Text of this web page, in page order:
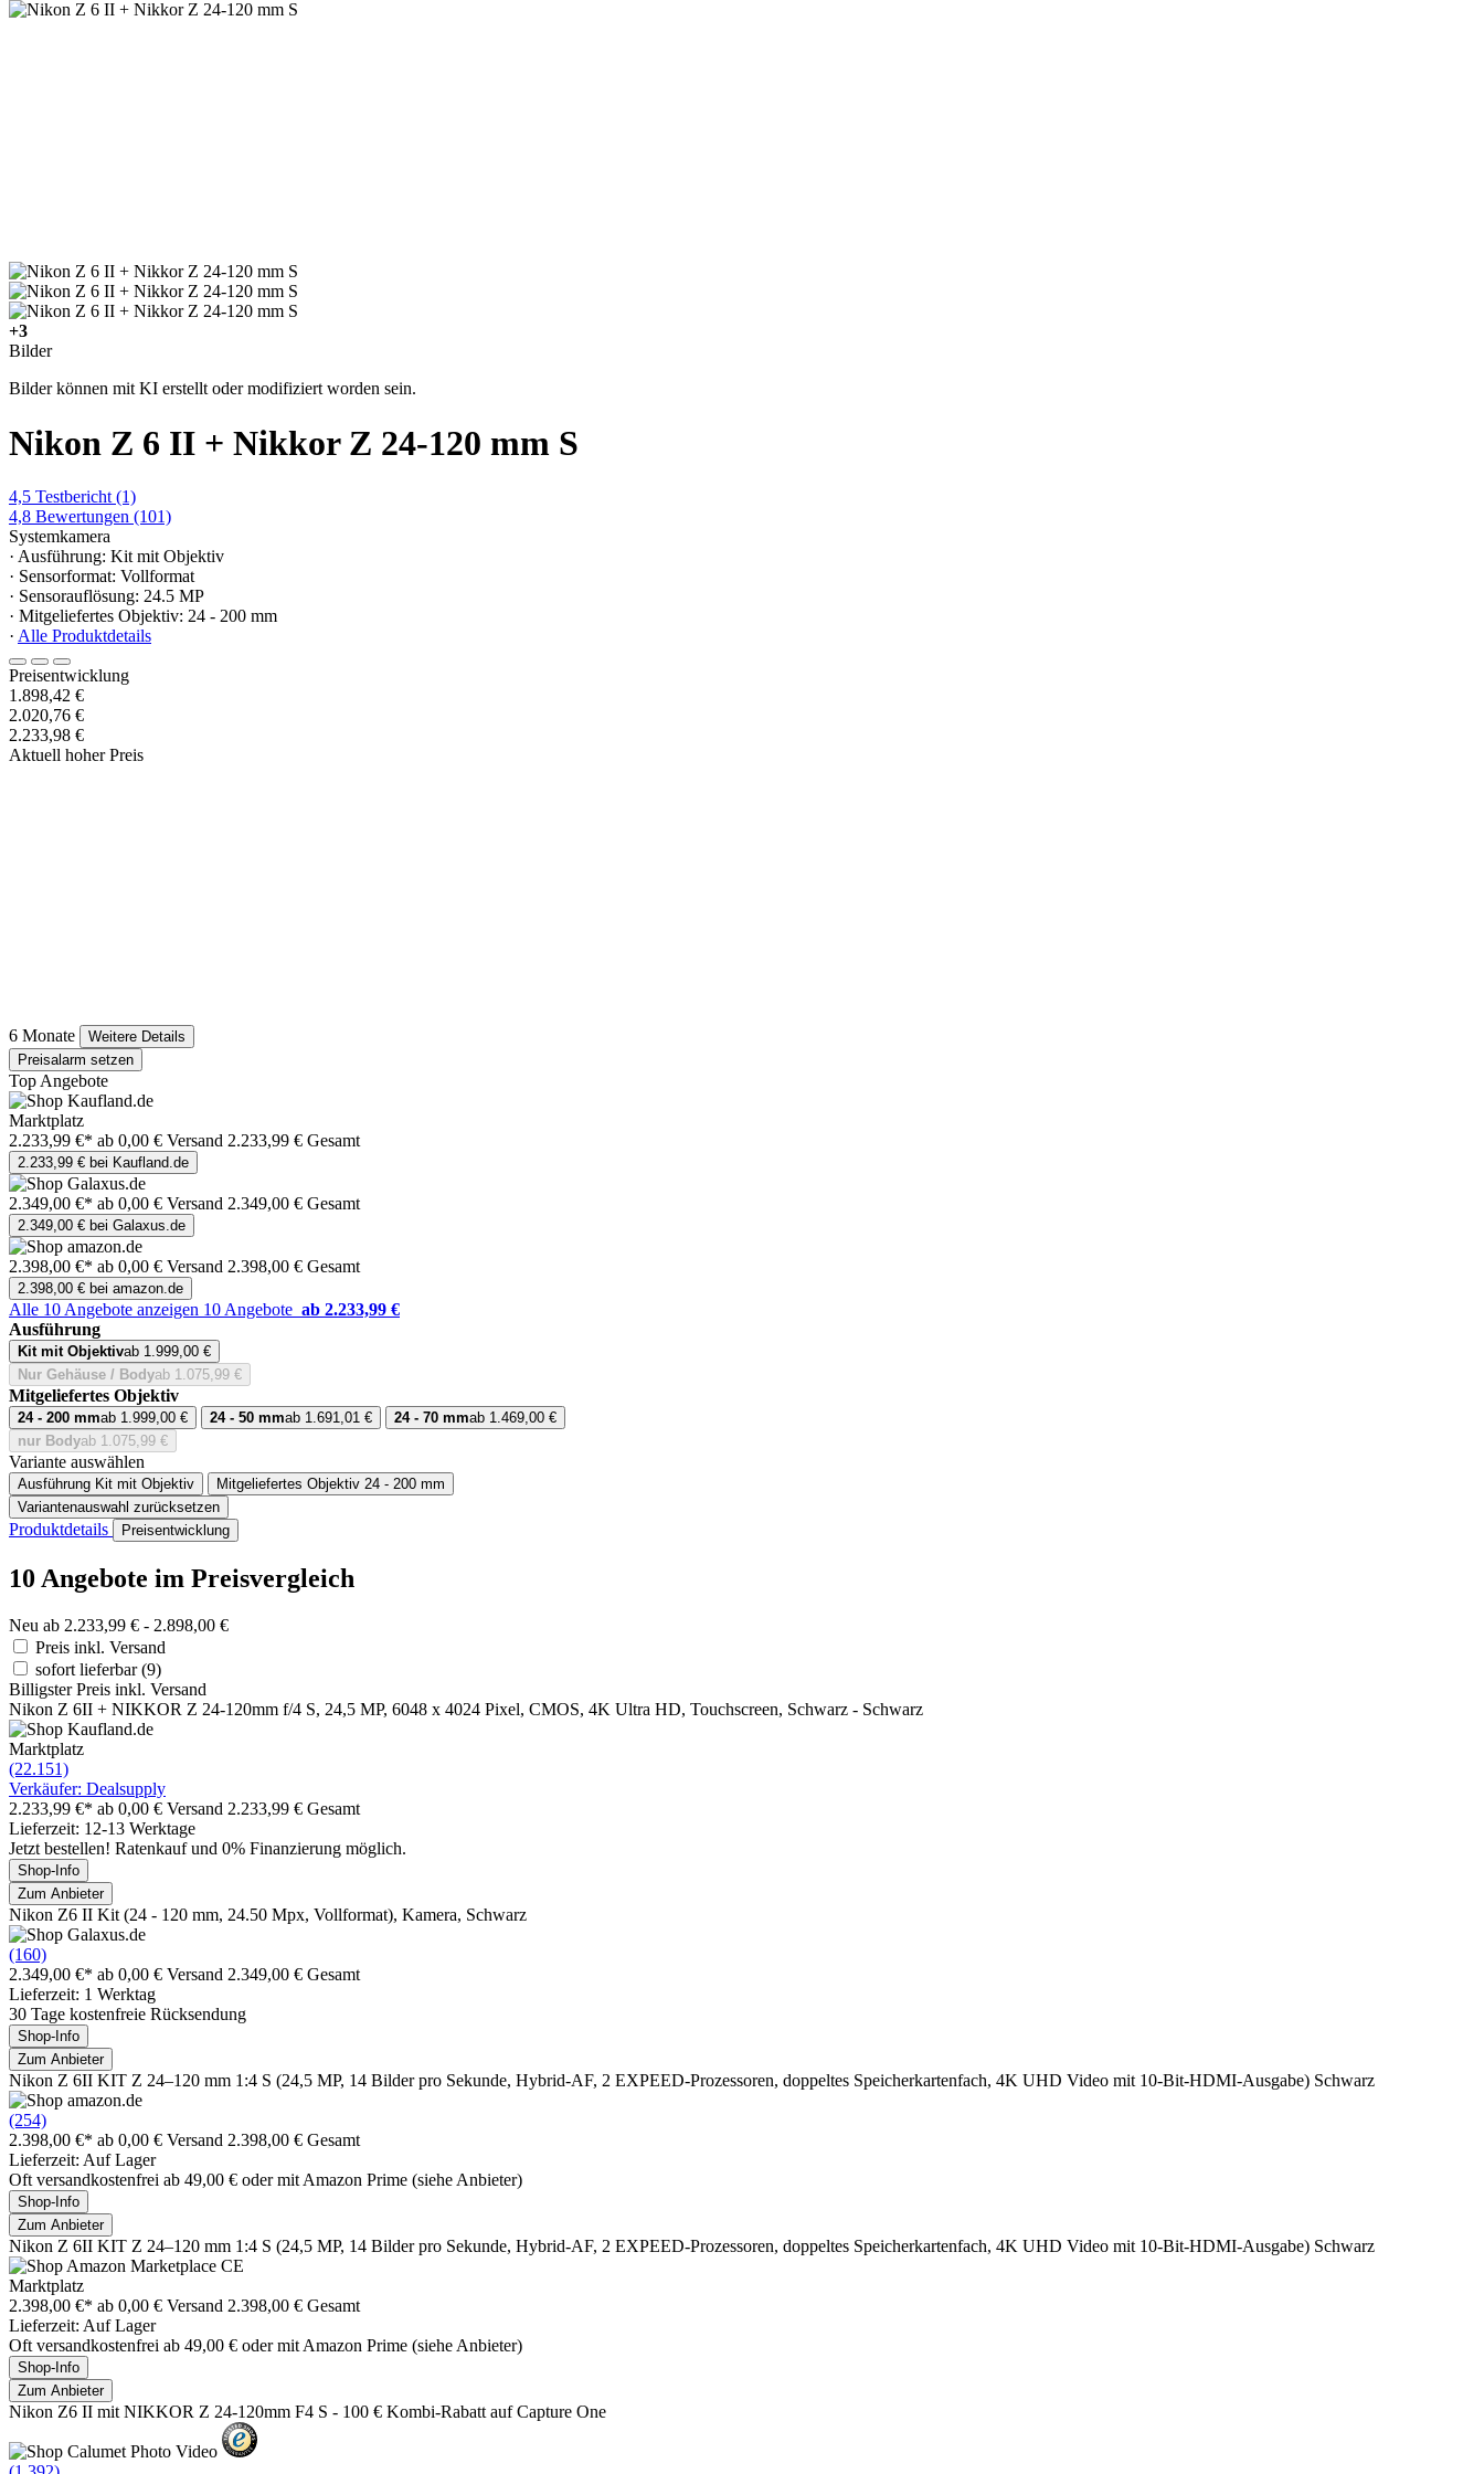
+3
Bilder
Bilder können mit KI erstellt oder modifiziert worden sein.
Nikon Z 6 II + Nikkor Z 24-120 mm S
4,5 Testbericht (1)
4,8 Bewertungen (101)
Systemkamera
· Ausführung: Kit mit Objektiv
· Sensorformat: Vollformat
· Sensorauflösung: 24.5 MP
· Mitgeliefertes Objektiv: 24 - 200 mm
· Alle Produktdetails
Preisentwicklung
1.898,42 €
2.020,76 €
2.233,98 €
Aktuell hoher Preis
6 Monate
Weitere Details
Preisalarm setzen
Top Angebote
Marktplatz
2.233,99 €* ab 0,00 € Versand 2.233,99 € Gesamt
2.233,99 € bei Kaufland.de
2.349,00 €* ab 0,00 € Versand 2.349,00 € Gesamt
2.349,00 € bei Galaxus.de
2.398,00 €* ab 0,00 € Versand 2.398,00 € Gesamt
2.398,00 € bei amazon.de
Alle 10 Angebote anzeigen 10 Angebote ab 2.233,99 €
Ausführung
Kit mit Objektivab 1.999,00 €
Nur Gehäuse / Bodyab 1.075,99 €
Mitgeliefertes Objektiv
24 - 200 mmab 1.999,00 € 24 - 50 mmab 1.691,01 € 24 - 70 mmab 1.469,00 €
nur Bodyab 1.075,99 €
Variante auswählen
Ausführung Kit mit Objektiv Mitgeliefertes Objektiv 24 - 200 mm
Variantenauswahl zurücksetzen
Produktdetails Preisentwicklung
10 Angebote im Preisvergleich
Neu ab 2.233,99 € - 2.898,00 €
Preis inkl. Versand
sofort lieferbar(9)
Billigster Preis inkl. Versand
Nikon Z 6II + NIKKOR Z 24-120mm f/4 S, 24,5 MP, 6048 x 4024 Pixel, CMOS, 4K Ultra HD, Touchscreen, Schwarz - Schwarz
Marktplatz
(22.151)
Verkäufer: Dealsupply
2.233,99 €* ab 0,00 € Versand 2.233,99 € Gesamt
Lieferzeit: 12-13 Werktage
Jetzt bestellen! Ratenkauf und 0% Finanzierung möglich.
Shop-Info
Zum Anbieter
Nikon Z6 II Kit (24 - 120 mm, 24.50 Mpx, Vollformat), Kamera, Schwarz
(160)
2.349,00 €* ab 0,00 € Versand 2.349,00 € Gesamt
Lieferzeit: 1 Werktag
30 Tage kostenfreie Rücksendung
Shop-Info
Zum Anbieter
Nikon Z 6II KIT Z 24–120 mm 1:4 S (24,5 MP, 14 Bilder pro Sekunde, Hybrid-AF, 2 EXPEED-Prozessoren, doppeltes Speicherkartenfach, 4K UHD Video mit 10-Bit-HDMI-Ausgabe) Schwarz
(254)
2.398,00 €* ab 0,00 € Versand 2.398,00 € Gesamt
Lieferzeit: Auf Lager
Oft versandkostenfrei ab 49,00 € oder mit Amazon Prime (siehe Anbieter)
Shop-Info
Zum Anbieter
Nikon Z 6II KIT Z 24–120 mm 1:4 S (24,5 MP, 14 Bilder pro Sekunde, Hybrid-AF, 2 EXPEED-Prozessoren, doppeltes Speicherkartenfach, 4K UHD Video mit 10-Bit-HDMI-Ausgabe) Schwarz
Marktplatz
2.398,00 €* ab 0,00 € Versand 2.398,00 € Gesamt
Lieferzeit: Auf Lager
Oft versandkostenfrei ab 49,00 € oder mit Amazon Prime (siehe Anbieter)
Shop-Info
Zum Anbieter
Nikon Z6 II mit NIKKOR Z 24-120mm F4 S - 100 € Kombi-Rabatt auf Capture One